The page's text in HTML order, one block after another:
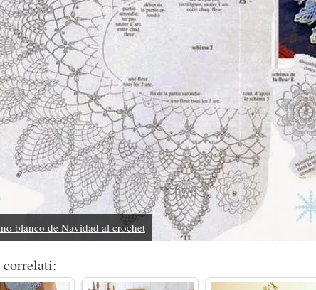
blanco de Navidad al crochet